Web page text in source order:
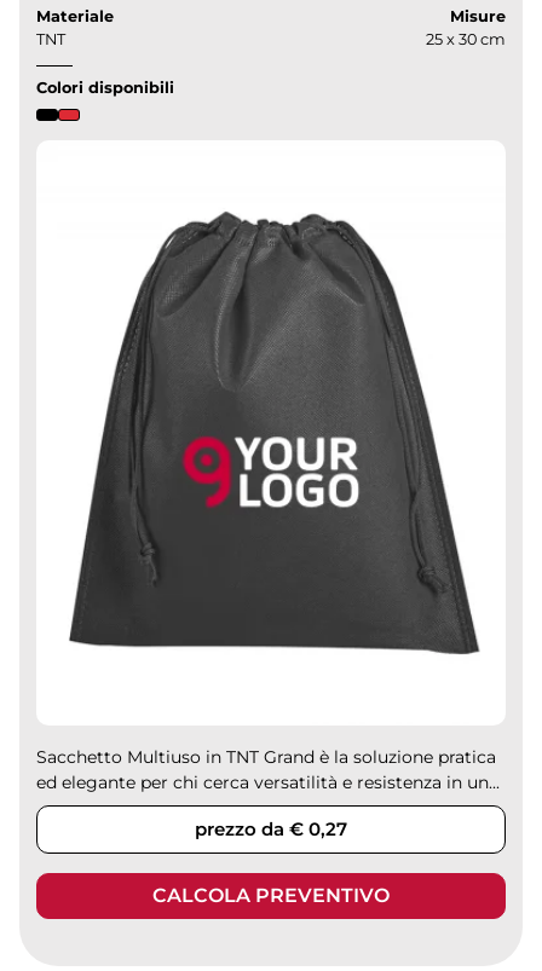
Materiale
TNT
Misure
25 x 30 cm
Colori disponibili
Sacchetto Multiuso in TNT Grand è la soluzione pratica
ed elegante per chi cerca versatilità e resistenza in un...
prezzo da € 0,27
CALCOLA PREVENTIVO